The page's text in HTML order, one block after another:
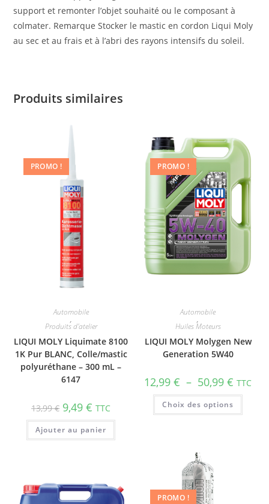
support et remonter l’objet souhaité ou le composant à
colmater. Remarque Stocker le mastic en cordon Liqui Moly
au sec et au frais et à l’abri des rayons intensifs du soleil.
Produits similaires
PROMO !
Automobile
,
Produits d'atelier
LIQUI MOLY Liquimate 8100
1K Pur BLANC, Colle/mastic
polyuréthane – 300 mL –
6147
13,99€ 9,49€ TTC
Ajouter au panier
PROMO !
Automobile
,
Huiles Moteurs
LIQUI MOLY Molygen New
Gene­ra­tion 5W40
12,99€ – 50,99€ TTC
Choix des options
PROMO !